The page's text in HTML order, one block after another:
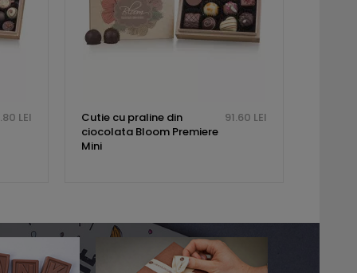
LEI
Cutie cu praline din
ciocolata Bloom Premiere
Mini
91.60 LEI